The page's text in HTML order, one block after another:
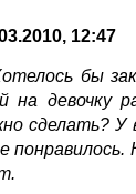
12:47
бы
на девочку
сделать? У
понравилось.